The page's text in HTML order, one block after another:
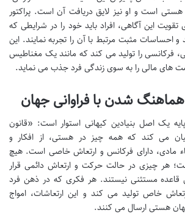
است و او نیز لایق دریافت آن است. پراکتور
این آگاهی، افراد باید خود را در شرایطی که
احساسات مثبت مرتبط با آن را تجربه نمایند. این
فرکانسی را تولید می کند که مانند یک مغناطیس
های مالی را به سوی زندگی فرد جذب می نماید.
شدن با فراوانی جهان
یک اصل بنیادین کیهانی استوار است: «قانون
می کند که همه چیز در هستی، از افکار و
مادی، دارای فرکانس و ارتعاش خاصی است. هیچ
هر چیزی در حالت حرکت و ارتعاش دائمی قرار
قاعده مستثنی نیستند. هر فکری که در ذهن فرد
خاص تولید می کند و این ارتعاشات، امواج
هستی ارسال می کنند.